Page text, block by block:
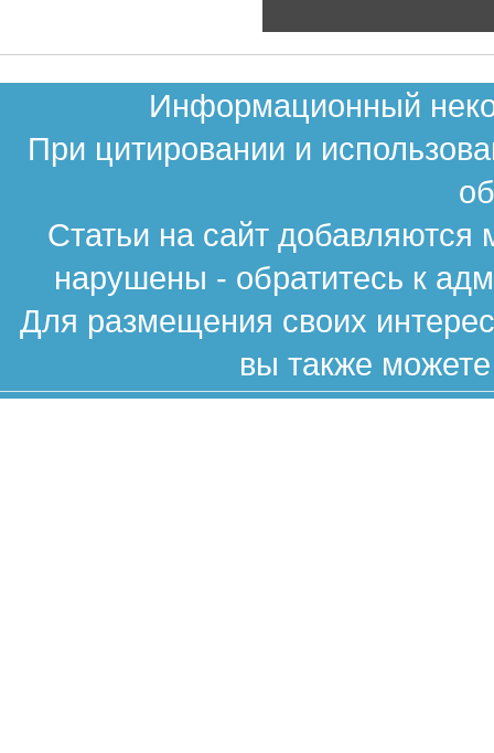
Информационный
При цитировании и
Статьи на сайт
нарушены - обратитесь к
Для размещения своих
вы также